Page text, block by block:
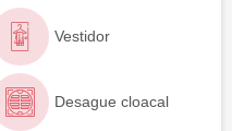
Vestidor
Desague cloacal